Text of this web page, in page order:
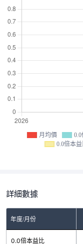
月均價
0.0倍本益
詳細數據
年度/月份
0.0倍本益比